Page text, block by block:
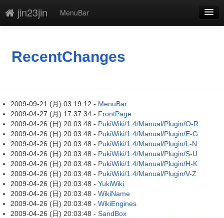
jin23jin
MenuBar
最終更新
RecentChanges
2009-09-21 (月) 03:19:12 - MenuBar
2009-04-27 (月) 17:37:34 - FrontPage
2009-04-26 (日) 20:03:48 - PukiWiki/1.4/Manual/Plugin/O-R
2009-04-26 (日) 20:03:48 - PukiWiki/1.4/Manual/Plugin/E-G
2009-04-26 (日) 20:03:48 - PukiWiki/1.4/Manual/Plugin/L-N
2009-04-26 (日) 20:03:48 - PukiWiki/1.4/Manual/Plugin/S-U
2009-04-26 (日) 20:03:48 - PukiWiki/1.4/Manual/Plugin/H-K
2009-04-26 (日) 20:03:48 - PukiWiki/1.4/Manual/Plugin/V-Z
2009-04-26 (日) 20:03:48 - YukiWiki
2009-04-26 (日) 20:03:48 - WikiName
2009-04-26 (日) 20:03:48 - WikiEngines
2009-04-26 (日) 20:03:48 - SandBox